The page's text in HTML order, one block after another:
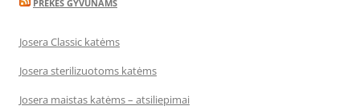
PREKĖS GYVŪNAMS
Josera Classic katėms
Josera sterilizuotoms katėms
Josera maistas katėms – atsiliepimai